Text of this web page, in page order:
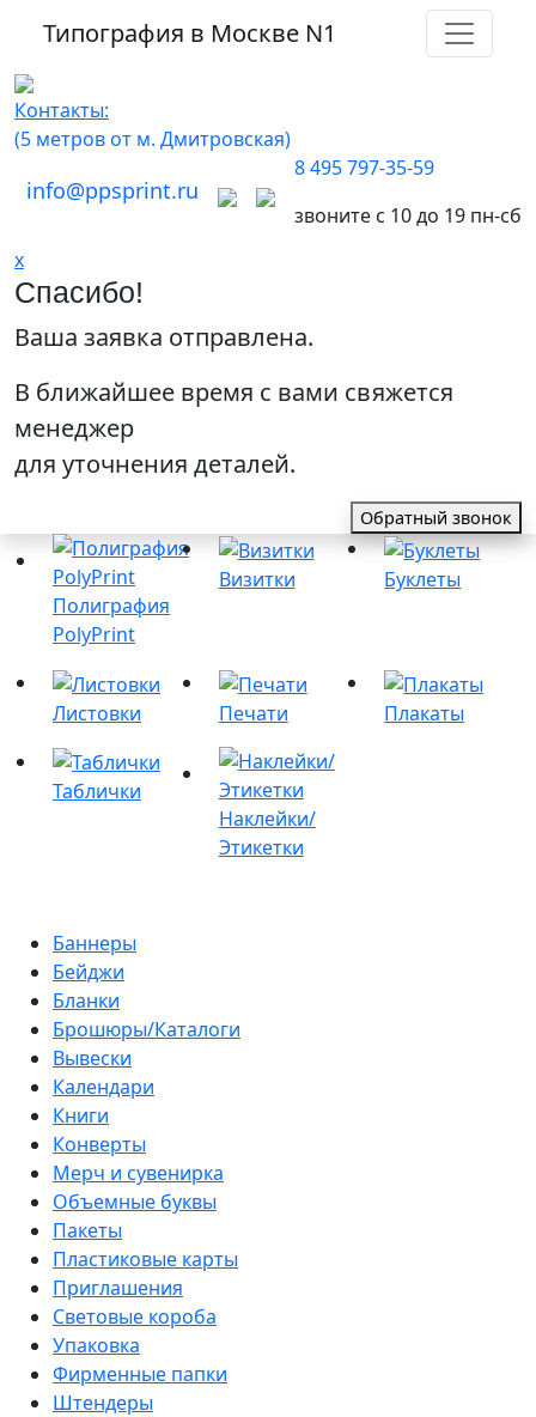
Типография в Москве N1
Контакты:
(5 метров от м. Дмитровская)
info@ppsprint.ru
8 495 797-35-59
звоните с 10 до 19 пн-сб
x
Спасибо!
Ваша заявка отправлена.
В ближайшее время с вами свяжется
менеджер
для уточнения деталей.
Обратный звонок
Полиграфия
PolyPrint
Визитки Буклеты
Листовки Печати Плакаты
Таблички
Наклейки/
Этикетки
Баннеры
Бейджи
Бланки
Брошюры/Каталоги
Вывески
Календари
Книги
Конверты
Мерч и сувенирка
Объемные буквы
Пакеты
Пластиковые карты
Приглашения
Световые короба
Упаковка
Фирменные папки
Штендеры